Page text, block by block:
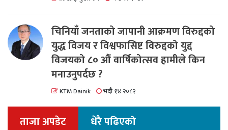
चिनियाँ जनताको जापानी आक्रमण विरुद्दको
युद्ध विजय र विश्वफासिष्ट विरुद्दको युद्द
विजयको ८० औं वार्षिकोत्सव हामीले किन
मनाउनुपर्दछ ?
KTM Dainik भदौ १४ २०८२
ताजा अपडेट धेरै पढिएको